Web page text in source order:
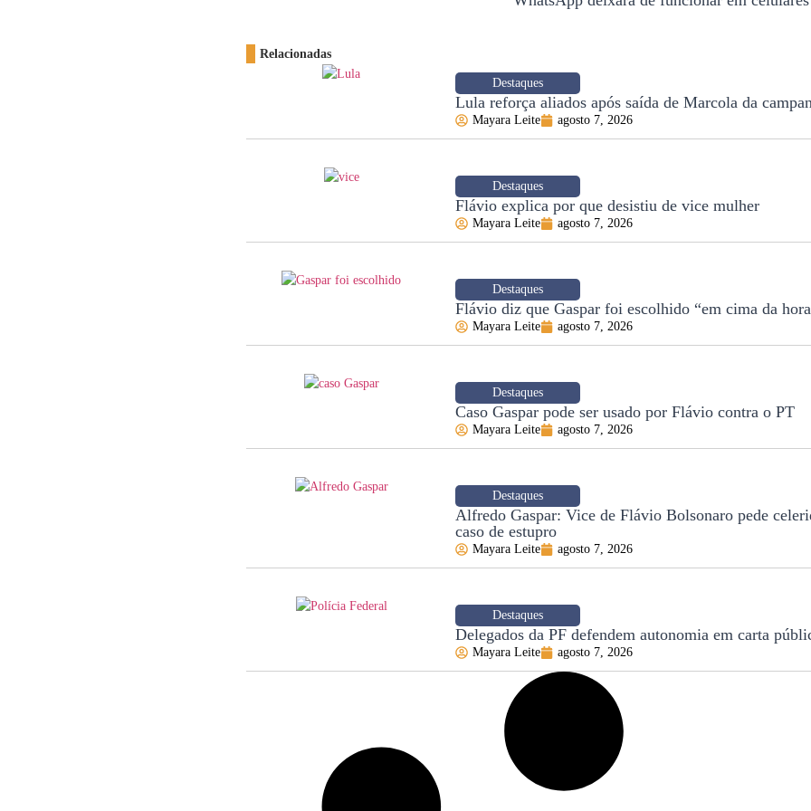
Relacionadas
Destaques
Lula reforça aliados após saída de Marcola da
Mayara Leite agosto 7, 2026
Destaques
Flávio explica por que desistiu de vice mulher
Mayara Leite agosto 7, 2026
Destaques
Flávio diz que Gaspar foi escolhido “em cima da
Mayara Leite agosto 7, 2026
Destaques
Caso Gaspar pode ser usado por Flávio contra o PT
Mayara Leite agosto 7, 2026
Destaques
Alfredo Gaspar: Vice de Flávio Bolsonaro pede
caso de estupro
Mayara Leite agosto 7, 2026
Destaques
Delegados da PF defendem autonomia em carta
Mayara Leite agosto 7, 2026